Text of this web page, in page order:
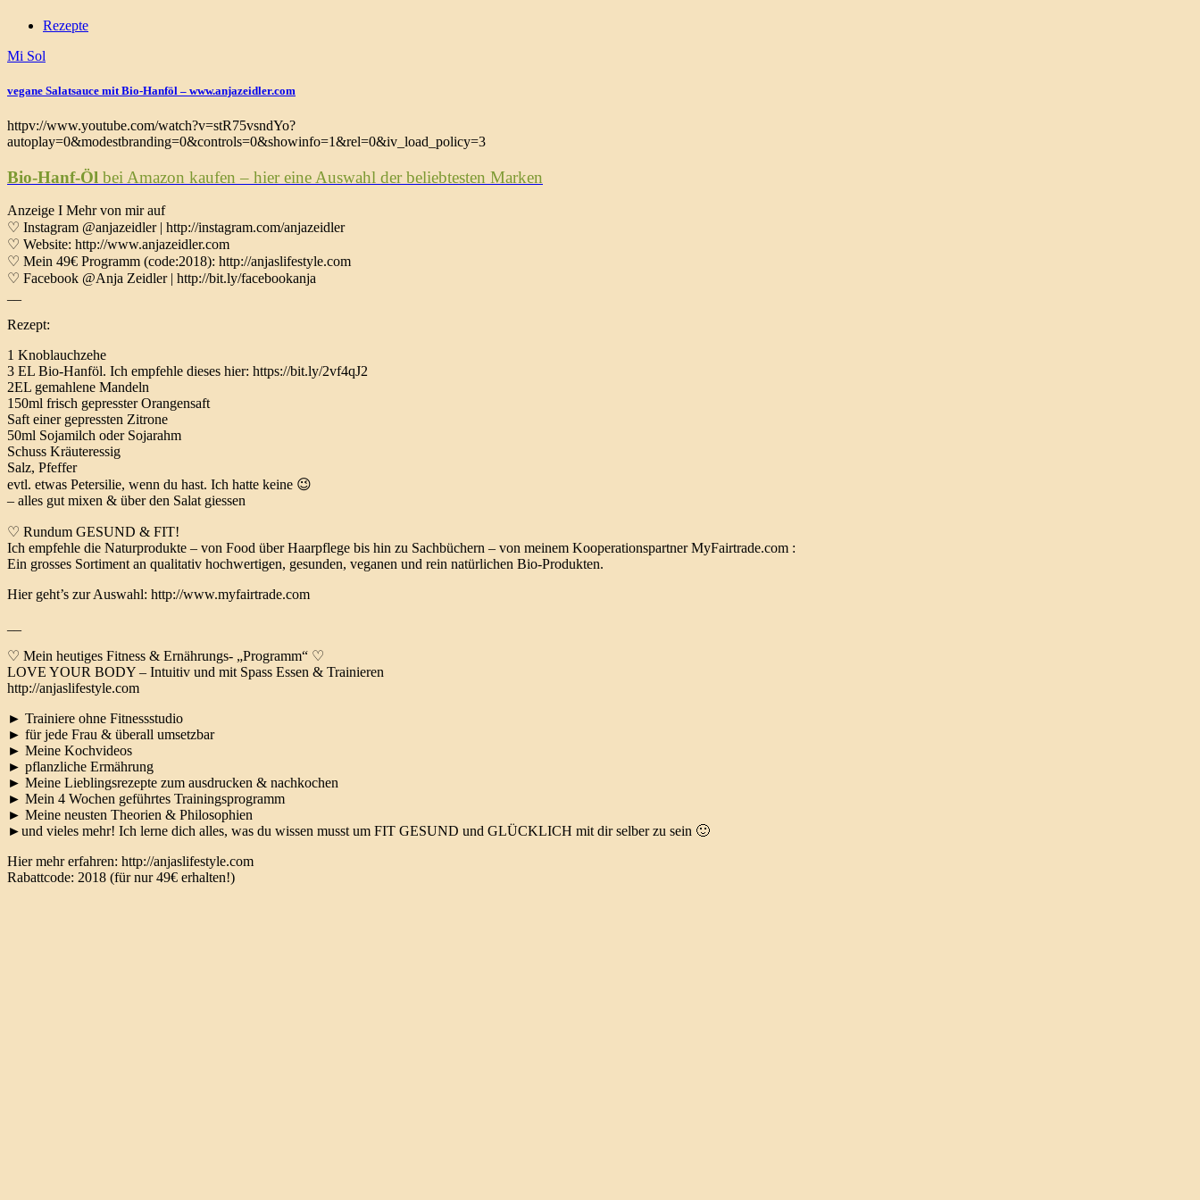
Rezepte
Mi Sol
vegane Salatsauce mit Bio-Hanföl – www.anjazeidler.com
httpv://www.youtube.com/watch?v=stR75vsndYo?
autoplay=0&modestbranding=0&controls=0&showinfo=1&rel=0&iv_load_policy=3
Bio-Hanf-Öl bei Amazon kaufen – hier eine Auswahl der beliebtesten Marken
Anzeige I Mehr von mir auf
♡ Instagram @anjazeidler | http://instagram.com/anjazeidler
♡ Website: http://www.anjazeidler.com
♡ Mein 49€ Programm (code:2018): http://anjaslifestyle.com
♡ Facebook @Anja Zeidler | http://bit.ly/facebookanja
Rezept:
1 Knoblauchzehe
3 EL Bio-Hanföl. Ich empfehle dieses hier: https://bit.ly/2vf4qJ2
2EL gemahlene Mandeln
150ml frisch gepresster Orangensaft
Saft einer gepressten Zitrone
50ml Sojamilch oder Sojarahm
Schuss Kräuteressig
Salz, Pfeffer
evtl. etwas Petersilie, wenn du hast. Ich hatte keine 😉
– alles gut mixen & über den Salat giessen
♡ Rundum GESUND & FIT!
Ich empfehle die Naturprodukte – von Food über Haarpflege bis hin zu Sachbüchern – von meinem Kooperationspartner MyFairtrade.com :
Ein grosses Sortiment an qualitativ hochwertigen, gesunden, veganen und rein natürlichen Bio-Produkten.
Hier geht’s zur Auswahl: http://www.myfairtrade.com
♡ Mein heutiges Fitness & Ernährungs- „Programm“ ♡
LOVE YOUR BODY – Intuitiv und mit Spass Essen & Trainieren
http://anjaslifestyle.com
► Trainiere ohne Fitnessstudio
► für jede Frau & überall umsetzbar
► Meine Kochvideos
► pflanzliche Ermährung
► Meine Lieblingsrezepte zum ausdrucken & nachkochen
► Mein 4 Wochen geführtes Trainingsprogramm
► Meine neusten Theorien & Philosophien
►und vieles mehr! Ich lerne dich alles, was du wissen musst um FIT GESUND und GLÜCKLICH mit dir selber zu sein 🙂
Hier mehr erfahren: http://anjaslifestyle.com
Rabattcode: 2018 (für nur 49€ erhalten!)